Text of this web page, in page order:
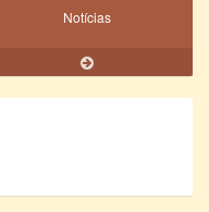
Notícias